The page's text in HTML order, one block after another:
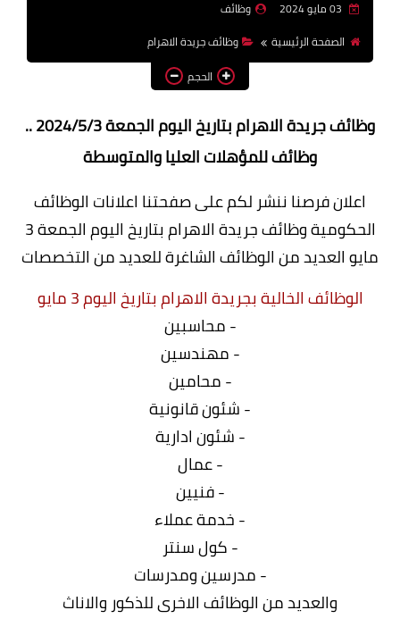
بالجامعات والمعاهد
اخبار
وظائف
الصفحة الرئيسية
وظائف جريدة الاهرام
الحجم
وظائف جريدة الاهرام بتاريخ اليوم الجمعة 2024/5/3 ..
وظائف للمؤهلات العليا والمتوسطة
اعلان فرصنا ننشر لكم على صفحتنا اعلانات الوظائف
الحكومية وظائف جريدة الاهرام بتاريخ اليوم الجمعة 3
مايو العديد من الوظائف الشاغرة للعديد من التخصصات
الوظائف الخالية بجريدة الاهرام بتاريخ اليوم 3 مايو
- محاسبين
- مهندسين
- محامين
- شئون قانونية
- شئون ادارية
- عمال
- فنيين
- خدمة عملاء
- كول سنتر
- مدرسين ومدرسات
والعديد من الوظائف الاخرى للذكور والاناث